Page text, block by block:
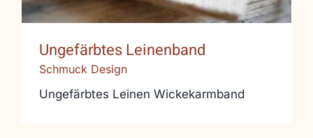
Ungefärbtes Leinenband
Schmuck Design
Ungefärbtes Leinen Wickekarmband